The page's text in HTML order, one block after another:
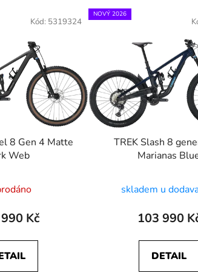
e
n
r
o
d
u
k
8 Gen 4 Matte
Web
Kč
Kód: 5319324
NOVÝ 2026
TREK Slash 8
Marianas
skladem u
103 990
DETAIL